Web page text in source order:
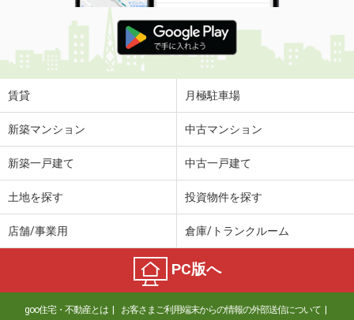
賃貸 月極駐車場
新築マンション 中古マンション
新築一戸建て 中古一戸建て
土地を探す 投資物件を探す
店舗/事業用 倉庫/トランクルーム
PC版へ
goo住宅・不動産とは お客さまご利用端末からの情報の外部送信について